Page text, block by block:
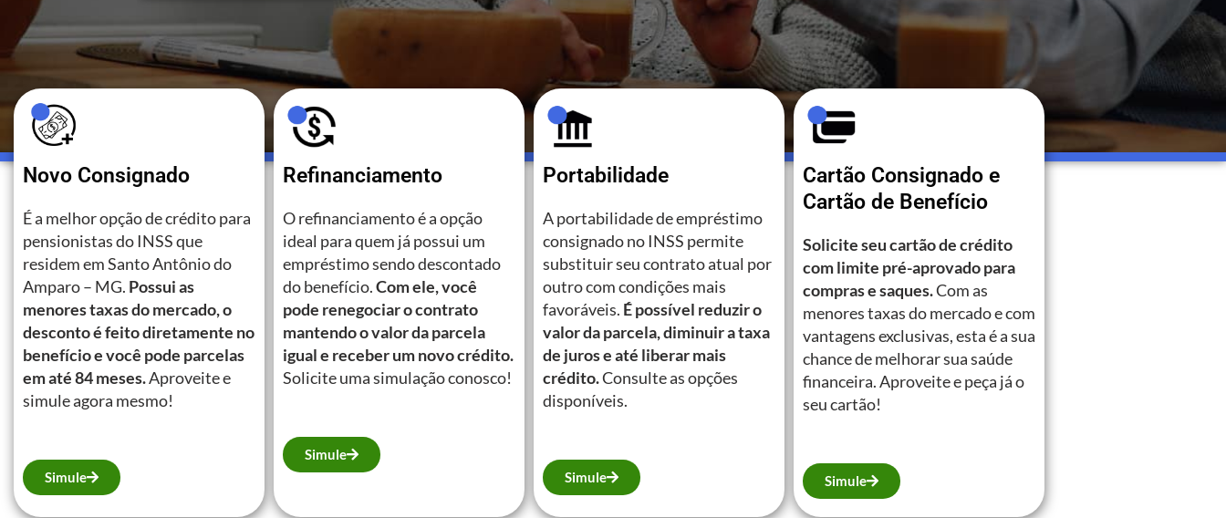
Novo Consignado
É a melhor opção de crédito para
pensionistas do INSS que
residem em Santo Antônio do
Amparo – MG. Possui as
menores taxas do mercado, o
desconto é feito diretamente no
benefício e você pode parcelas
em até 84 meses.Aproveite e
simule agora mesmo!
Simule
Refinanciamento
O refinanciamento é a opção
ideal para quem já possui um
empréstimo sendo descontado
do benefício.Com ele, você
pode renegociar o contrato
mantendo o valor da parcela
igual e receber um novo crédito.
Solicite uma simulação conosco!
Simule
Portabilidade
A portabilidade de empréstimo
consignado no INSS permite
substituir seu contrato atual por
outro com condições mais
favoráveis. É possível reduzir o
valor da parcela, diminuir a taxa
de juros e até liberar mais
crédito.Consulte as opções
disponíveis.
Simule
Cartão Consignado e
Cartão de Benefício
Solicite seu cartão de crédito
com limite pré-aprovado para
compras e saques.Com as
menores taxas do mercado e com
vantagens exclusivas, esta é a sua
chance de melhorar sua saúde
financeira. Aproveite e peça já o
seu cartão!
Simule